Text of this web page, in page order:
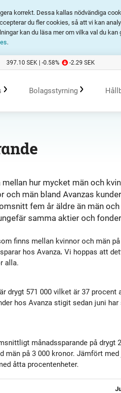
korrekt. Dessa kallas nödvändiga
du fler cookies, så att vi kan
kan du läsa mer om vilka val du kan
.
397.10 SEK | -0.58% -2.29 SEK
Bolagsstyrning
Bolagsstämma
Koncernledning
Valberedning
Incitamentsprogram
Policys
mellan hur mycket män och
och män bland Avanzas
fem år äldre än män
samma aktier och
finns mellan kvinnor och män
hos Avanza. Vi hoppas att
alla.
drygt 571 000 vilket är 37 procent
hos Avanza stigit sedan juni
månadssparande på drygt
män på 3 000 kronor. Jämfört
åtta procentenheter.